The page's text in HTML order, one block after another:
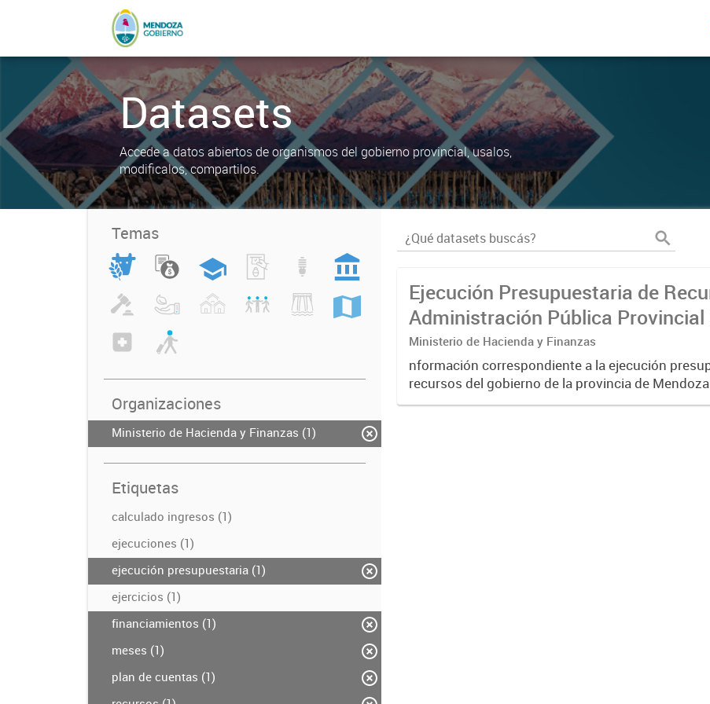
Datasets
Accede a datos abiertos de organismos del gobierno provincial, usalos,
modificalos, compartilos.
Temas
Organizaciones
Ministerio de Hacienda y Finanzas (1)
Etiquetas
calculado ingresos (1)
ejecuciones (1)
ejecución presupuestaria (1)
ejercicios (1)
financiamientos (1)
meses (1)
plan de cuentas (1)
Ejecución Presupuestaria de
Administración Pública Provincial
Ministerio de Hacienda y Finanzas
nformación correspondiente a la ejecución
recursos del gobierno de la provincia de
través del Sistema SIDICO. La misma